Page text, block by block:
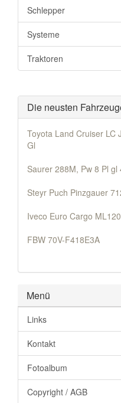
Schlepper
Systeme
Traktoren
Die neusten
Toyota Land Cruiser LC
Gl
Saurer 288M, Pw 8 Pl gl
Steyr Puch Pinzgauer
Iveco Euro Cargo
FBW 70V-F418E3A
Menü
Links
Kontakt
Fotoalbum
Copyright / AGB